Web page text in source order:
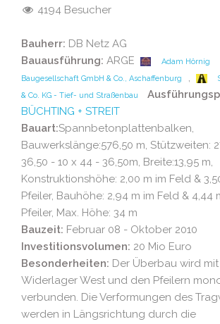
4194 Besucher
Bauherr: DB Netz AG
Bauausführung: ARGE
Adam Hörnig
Baugesellschaft GmbH & Co., Aschaffenburg
,
& Co. KG - Tief- und Straßenbau
BÜCHTING + STREIT
Bauart:Spannbetonplattenbalken,
Bauwerkslänge:576,50 m, Stützweiten:
36,50 - 10 x 44 - 36,50m, Breite:13,95 m,
Konstruktionshöhe: 2,00 m im Feld &
Pfeiler, Bauhöhe: 2,94 m im Feld & 4,44
Pfeiler, Max. Höhe: 34 m
Bauzeit: Februar 08 - Oktober 2010
Investitionsvolumen: 20 Mio Euro
Besonderheiten: Der Überbau wird
Widerlager West und den Pfeilern
verbunden. Die Verformungen des
werden in Längsrichtung durch die